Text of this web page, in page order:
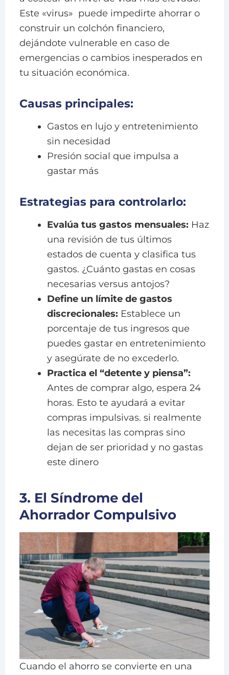
Este «virus» puede impedirte ahorrar o
construir un colchón financiero,
dejándote vulnerable en caso de
emergencias o cambios inesperados en
tu situación económica.
Causas principales:
Gastos en lujo y entretenimiento
sin necesidad
Presión social que impulsa a
gastar más
Estrategias para controlarlo:
Evalúa tus gastos mensuales: Haz
una revisión de tus últimos
estados de cuenta y clasifica tus
gastos. ¿Cuánto gastas en cosas
necesarias versus antojos?
Define un límite de gastos
discrecionales: Establece un
porcentaje de tus ingresos que
puedes gastar en entretenimiento
y asegúrate de no excederlo.
Practica el “detente y piensa”:
Antes de comprar algo, espera 24
horas. Esto te ayudará a evitar
compras impulsivas. si realmente
las necesitas las compras sino
dejan de ser prioridad y no gastas
este dinero
3. El Síndrome del
Ahorrador Compulsivo
Cuando el ahorro se convierte en una